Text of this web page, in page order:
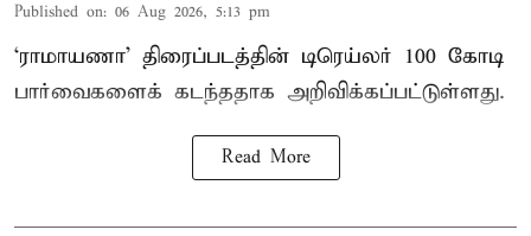
Published on: 06 Aug 2026, 5:13 pm
‘ராமாயணா’ திரைப்படத்தின் டிரெய்லர் 100 கோடி
பார்வைகளைக் கடந்ததாக அறிவிக்கப்பட்டுள்ளது.
Read More